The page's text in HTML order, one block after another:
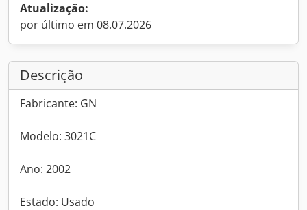
Atualização:
por último em 08.07.2026
Descrição
Fabricante: GN
Modelo: 3021C
Ano: 2002
Estado: Usado